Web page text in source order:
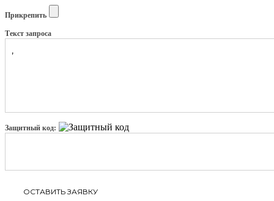
Прикрепить
Текст запроса
Защитный код: